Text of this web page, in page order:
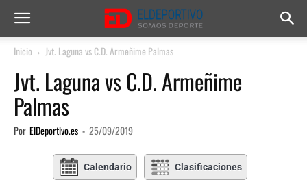
Inicio Jvt. Laguna vs C.D. Armeñime Palmas
Jvt. Laguna vs C.D. Armeñime
Palmas
Por ElDeportivo.es - 25/09/2019
Calendario Clasificaciones